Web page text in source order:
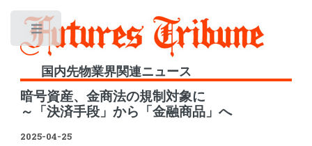
国内先物業界関連ニュース
暗号資産、金商法の規制対象に
～「決済手段」から「金融商品」へ
2025-04-25
Toggle